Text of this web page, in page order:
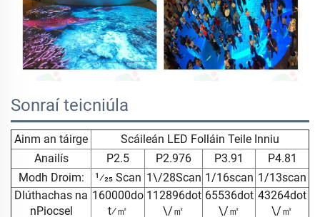
Sonraí teicniúla
Ainm an táirge
Scáileán LED Folláin Teile Inniu
Anailís
P2.5 P2.976 P3.91
P4.81
Modh Droim:
1⁄25 Scan 1\/28Scan 1/16scan 1/13scan
Dlúthachas na
nPiocsel
160000do
t⁄㎡
112896dot
\/㎡
65536dot
\/㎡
43264dot
\/㎡